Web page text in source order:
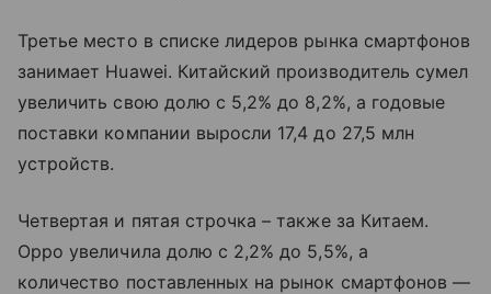
Третье место в списке лидеров рынка смартфонов
занимает Huawei. Китайский производитель сумел
увеличить свою долю с 5,2% до 8,2%, а годовые
поставки компании выросли 17,4 до 27,5 млн
устройств.
Четвертая и пятая строчка – также за Китаем.
Oppo увеличила долю с 2,2% до 5,5%, а
количество поставленных на рынок смартфонов —